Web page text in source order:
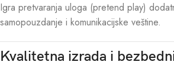
Igra pretvaranja uloga (pretend play)
samopouzdanje i komunikacijske veštine.
Kvalitetna izrada i